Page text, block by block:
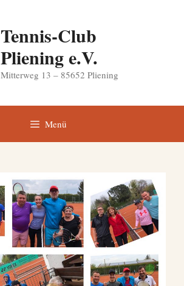
Tennis-Club
Pliening e.V.
Mitterweg 13 – 85652 Pliening
Menü